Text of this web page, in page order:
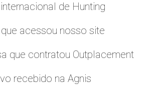
de Hunting
acessou nosso site
que contratou Outplacement
recebido na Agnis